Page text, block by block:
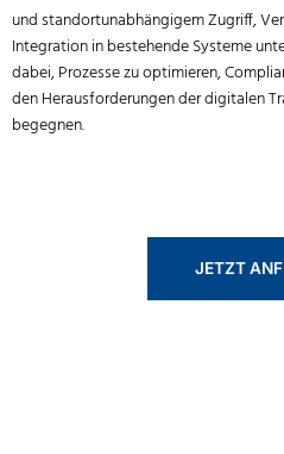
und standortunabhängigem Zugriff,
Integration in bestehende Systeme
dabei, Prozesse zu optimieren,
den Herausforderungen der digitalen
begegnen.
JETZT